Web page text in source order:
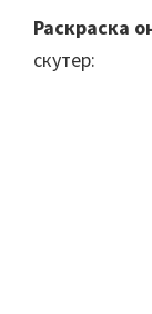
Раскраска
скутер: